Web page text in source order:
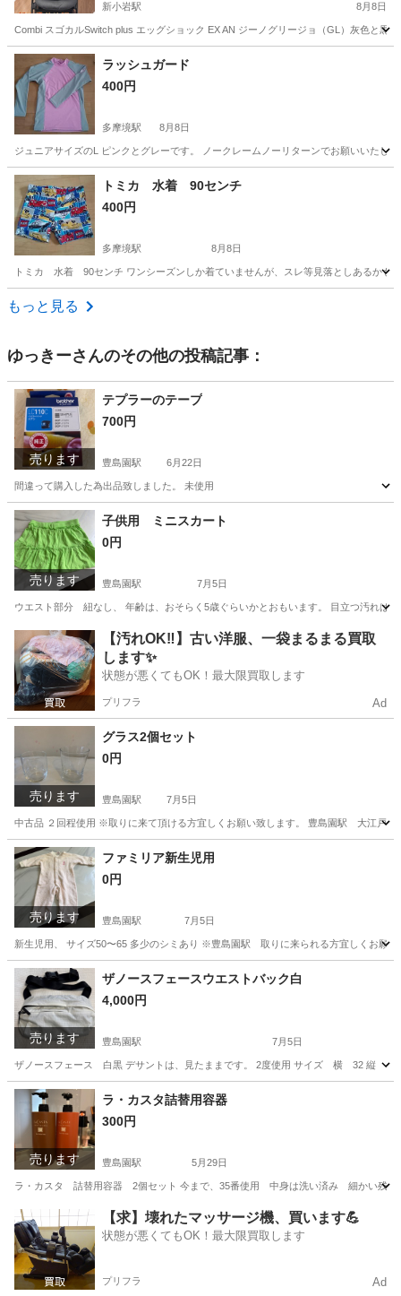
新小岩駅 8月8日
Combi スゴカルSwitch plus エッグショック EX AN ジーノグリージョ（GL）灰色と黒
東京 江戸川区 新小岩駅 ベビー用品
ラッシュガード
400円
多摩境駅 8月8日
ジュニアサイズのL ピンクとグレーです。 ノークレームノーリターンでお願いいたし
東京 八王子市 多摩境駅 キッズ用品
トミカ 水着 90センチ
400円
多摩境駅 8月8日
トミカ 水着 90センチ ワンシーズンしか着ていませんが、スレ等見落としあるかも
東京 八王子市
もっと見る
ゆっきーさんのその他の投稿記事：
売ります
テプラーのテープ
700円
豊島園駅 6月22日
間違って購入した為出品致しました。 未使用
東京 練馬区 豊島園駅 その他
売ります
子供用 ミニスカート
0円
豊島園駅 7月5日
ウエスト部分 紐なし、 年齢は、おそらく5歳ぐらいかとおもいます。 目立つ汚れは
東京 練馬区 豊島園駅 キッズ用品 ミニスカート
【汚れOK‼️】古い洋服、一袋まるまる買取
します✨
状態が悪くてもOK！最大限買取します
プリフラ Ad
売ります
グラス2個セット
0円
豊島園駅 7月5日
中古品 ２回程使用 ※取りに来て頂ける方宜しくお願い致します。 豊島園駅 大江戸
東京 練馬区 豊島園駅 食器
売ります
ファミリア新生児用
0円
豊島園駅 7月5日
新生児用、 サイズ50〜65 多少のシミあり ※豊島園駅 取りに来られる方宜しくお願い
東京 練馬区 豊島園駅 ベビー用品 新生児
売ります
ザノースフェースウエストバック白
4,000円
豊島園駅 7月5日
ザノースフェース 白黒 デサントは、見たままです。 2度使用 サイズ 横 32 縦 19
東京 練馬区 豊島園駅 バッグ ザノースフェース
売ります
ラ・カスタ詰替用容器
300円
豊島園駅 5月29日
ラ・カスタ 詰替用容器 2個セット 今まで、35番使用 中身は洗い済み 細かい残り
東京 練馬区 豊島園駅 ヘアケア 容器
【求】壊れたマッサージ機、買います💪
状態が悪くてもOK！最大限買取します
プリフラ Ad